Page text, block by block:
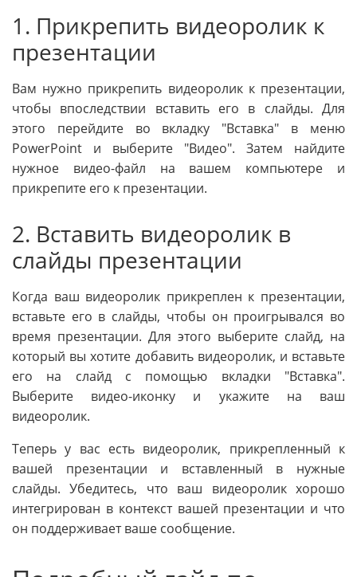
1. Прикрепить видеоролик к
презентации
Вам нужно прикрепить видеоролик к презентации,
чтобы впоследствии вставить его в слайды. Для
этого перейдите во вкладку "Вставка" в меню
PowerPoint и выберите "Видео". Затем найдите
нужное видео-файл на вашем компьютере и
прикрепите его к презентации.
2. Вставить видеоролик в
слайды презентации
Когда ваш видеоролик прикреплен к презентации,
вставьте его в слайды, чтобы он проигрывался во
время презентации. Для этого выберите слайд, на
который вы хотите добавить видеоролик, и вставьте
его на слайд с помощью вкладки "Вставка".
Выберите видео-иконку и укажите на ваш
видеоролик.
Теперь у вас есть видеоролик, прикрепленный к
вашей презентации и вставленный в нужные
слайды. Убедитесь, что ваш видеоролик хорошо
интегрирован в контекст вашей презентации и что
он поддерживает ваше сообщение.